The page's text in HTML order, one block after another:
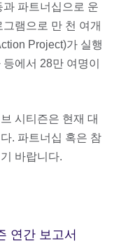
파트너십으로 운
램으로 만 천 여개
Project)가 실행
에서 28만 여명이
시티즌은 현재 대
. 파트너십 혹은 참
바랍니다.
연간 보고서